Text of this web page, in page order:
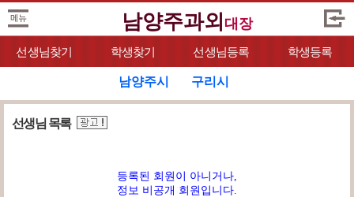
남양주과외 대장
선생님찾기 학생찾기 선생님등록 학생등록
남양주시 구리시
선생님 목록
등록된 회원이 아니거나,
정보 비공개 회원입니다.